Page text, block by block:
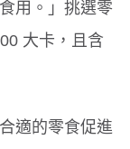
用。」挑選零
大卡，且含
適的零食促進